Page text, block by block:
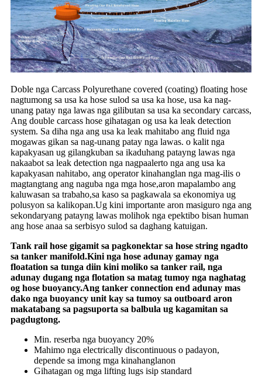
Doble nga Carcass Polyurethane covered (coating) floating hose
nagtumong sa usa ka hose sulod sa usa ka hose, usa ka nag-
unang patay nga lawas nga gilibutan sa usa ka secondary carcass,
Ang double carcass hose gihatagan og usa ka leak detection
system. Sa diha nga ang usa ka leak mahitabo ang fluid nga
mogawas gikan sa nag-unang patay nga lawas. o kalit nga
kapakyasan ug gilangkuban sa ikaduhang patayng lawas nga
nakaabot sa leak detection nga nagpaalerto nga ang usa ka
kapakyasan nahitabo, ang operator kinahanglan nga mag-ilis o
magtangtang ang naguba nga mga hose,aron mapalambo ang
kaluwasan sa trabaho,sa kaso sa pagkawala sa ekonomiya ug
polusyon sa kalikopan.Ug kini importante aron masiguro nga ang
sekondaryang patayng lawas molihok nga epektibo bisan human
ang hose anaa sa serbisyo sulod sa daghang katuigan.
Tank rail hose gigamit sa pagkonektar sa hose string ngadto
sa tanker manifold.Kini nga hose adunay gamay nga
floatation sa tunga diin kini moliko sa tanker rail, nga
adunay dugang nga flotation sa matag tumoy nga naghatag
og hose buoyancy.Ang tanker connection end adunay mas
dako nga buoyancy unit kay sa tumoy sa outboard aron
makatabang sa pagsuporta sa balbula ug kagamitan sa
pagdugtong.
Min. reserba nga buoyancy 20%
Mahimo nga electrically discontinuous o padayon,
depende sa imong mga kinahanglanon
Gihatagan og mga lifting lugs isip standard